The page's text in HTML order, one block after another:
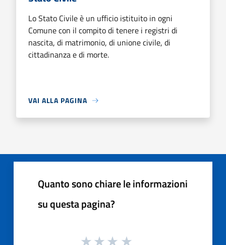
Lo Stato Civile è un ufficio istituito in ogni
Comune con il compito di tenere i registri di
nascita, di matrimonio, di unione civile, di
cittadinanza e di morte.
VAI ALLA PAGINA
Quanto sono chiare le informazioni
su questa pagina?